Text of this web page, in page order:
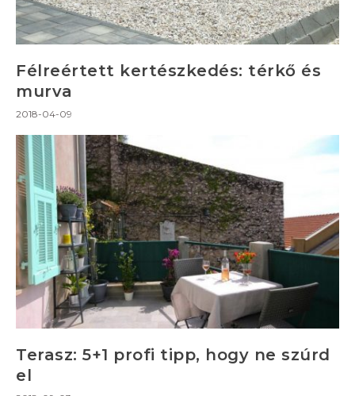
Félreértett kertészkedés: térkő és
murva
2018-04-09
Terasz: 5+1 profi tipp, hogy ne szúrd
el